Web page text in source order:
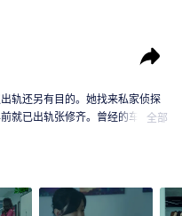
轨还另有目的。她找来私家侦探
就已出轨张修齐。曾经的车祸使
全部